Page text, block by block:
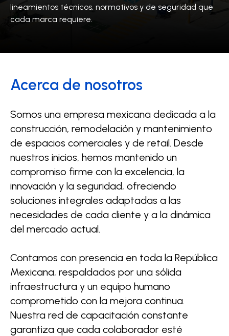
lineamientos técnicos, normativos y de seguridad que
cada marca requiere.
Acerca de nosotros
Somos una empresa mexicana dedicada a la
construcción, remodelación y mantenimiento
de espacios comerciales y de retail. Desde
nuestros inicios, hemos mantenido un
compromiso firme con la excelencia, la
innovación y la seguridad, ofreciendo
soluciones integrales adaptadas a las
necesidades de cada cliente y a la dinámica
del mercado actual.
Contamos con presencia en toda la República
Mexicana, respaldados por una sólida
infraestructura y un equipo humano
comprometido con la mejora continua.
Nuestra red de capacitación constante
garantiza que cada colaborador esté